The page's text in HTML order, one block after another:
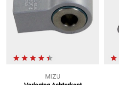
MIZU